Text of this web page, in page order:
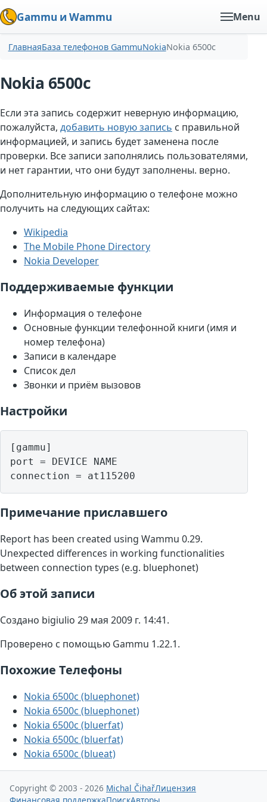
Gammu и Wammu Menu
ГлавнаяБаза телефонов GammuNokiaNokia 6500c
Nokia 6500c
Если эта запись содержит неверную информацию,
пожалуйста, добавить новую запись с правильной
информацией, и запись будет заменена после
проверки. Все записи заполнялись пользователями,
и нет гарантии, что они будут заполнены. верно.
Дополнительную информацию о телефоне можно
получить на следующих сайтах:
Wikipedia
The Mobile Phone Directory
Nokia Developer
Поддерживаемые функции
Информация о телефоне
Основные функции телефонной книги (имя и
номер телефона)
Записи в календаре
Список дел
Звонки и приём вызовов
Настройки
[gammu]
port = DEVICE NAME
Примечание приславшего
Report has been created using Wammu 0.29.
Unexpected differences in working functionalities
between connection types (e.g. bluephonet)
Об этой записи
Создано bigiulio 29 мая 2009 г. 14:41.
Проверено с помощью Gammu 1.22.1.
Похожие Телефоны
Nokia 6500c (bluephonet)
Nokia 6500c (bluephonet)
Nokia 6500c (bluerfat)
Nokia 6500c (bluerfat)
Nokia 6500c (blueat)
Copyright © 2003 - 2026 Michal ČihařЛицензия